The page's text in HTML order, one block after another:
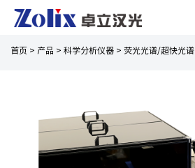
首页 > 产品 > 科学分析仪器 > 荧光光谱/超快光谱